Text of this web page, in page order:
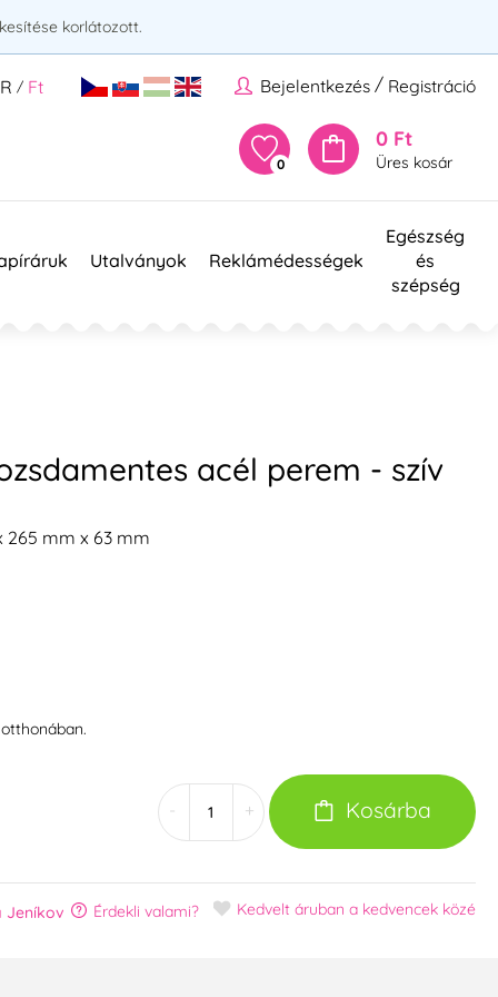
korlátozott.
Bejelentkezés / Registráció
/ Ft
0
0 Ft
Üres kosár
Utalványok Reklámédességek
Egészség
és
szépség
acél perem - szív
265 mm x 63 mm
+ Kosárba
Jeníkov Érdekli valami? Kedvelt áruban a kedvencek közé